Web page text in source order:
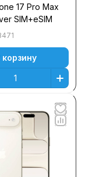
17 Pro Max
SIM+eSIM
корзину